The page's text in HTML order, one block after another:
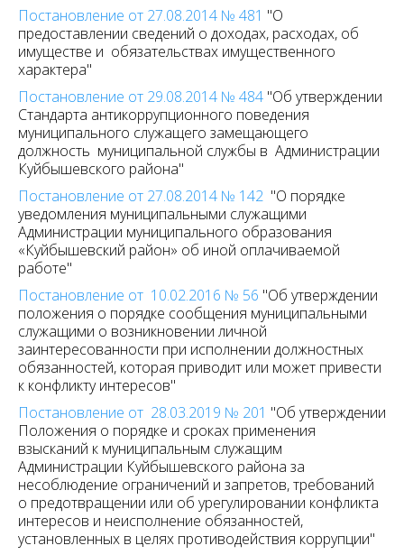
Постановление от 27.08.2014 № 481 "О
предоставлении сведений о доходах, расходах, об
имуществе и обязательствах имущественного
характера"
Постановление от 29.08.2014 № 484 "Об утверждении
Стандарта антикоррупционного поведения
муниципального служащего замещающего
должность муниципальной службы в Администрации
Куйбышевского района"
Постановление от 27.08.2014 № 142 "О порядке
уведомления муниципальными служащими
Администрации муниципального образования
«Куйбышевский район» об иной оплачиваемой
работе"
Постановление от 10.02.2016 № 56 "Об утверждении
положения о порядке сообщения муниципальными
служащими о возникновении личной
заинтересованности при исполнении должностных
обязанностей, которая приводит или может привести
к конфликту интересов"
Постановление от 28.03.2019 № 201 "Об утверждении
Положения о порядке и сроках применения
взысканий к муниципальным служащим
Администрации Куйбышевского района за
несоблюдение ограничений и запретов, требований
о предотвращении или об урегулировании конфликта
интересов и неисполнение обязанностей,
установленных в целях противодействия коррупции"